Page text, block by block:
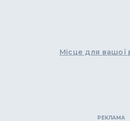
Місце для вашої